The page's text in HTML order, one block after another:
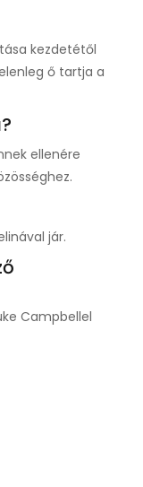
kezdetétől
ő tartja a
ellenére
jár.
Campbellel